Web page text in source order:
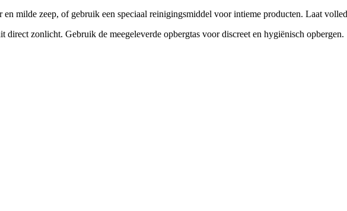
milde zeep, of gebruik een speciaal reinigingsmiddel voor intieme producten. Laat
direct zonlicht. Gebruik de meegeleverde opbergtas voor discreet en hygiënisch opbergen.